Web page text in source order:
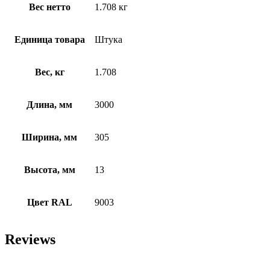
Вес нетто 1.708 кг
Единица товара Штука
Вес, кг 1.708
Длина, мм 3000
Ширина, мм 305
Высота, мм 13
Цвет RAL 9003
Reviews